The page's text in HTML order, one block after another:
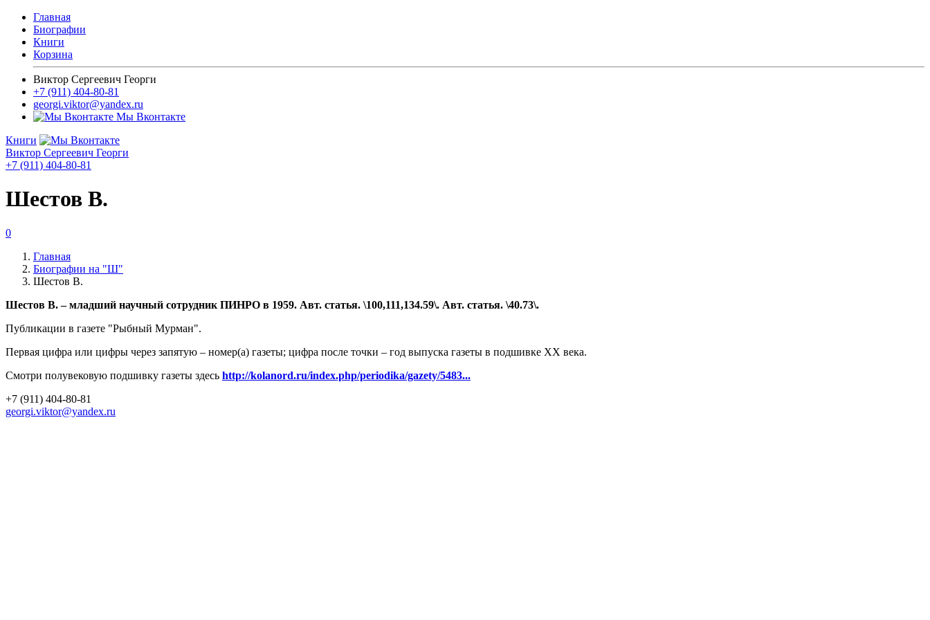
Главная
Биографии
Книги
Корзина
Виктор Сергеевич Георги
+7 (911) 404-80-81
georgi.viktor@yandex.ru
Мы Вконтакте
Книги
Виктор Сергеевич Георги
+7 (911) 404-80-81
Шестов В.
0
Главная
Биографии на "Ш"
Шестов В.
Шестов В. – младший научный сотрудник ПИНРО в 1959. Авт. статья. \100,111,134.59\. Авт. статья. \40.73\.
Публикации в газете "Рыбный Мурман".
Первая цифра или цифры через запятую – номер(а) газеты; цифра после точки – год выпуска газеты в подшивке ХХ века.
Смотри полувековую подшивку газеты здесь http://kolanord.ru/index.php/periodika/gazety/5483...
+7 (911) 404-80-81
georgi.viktor@yandex.ru